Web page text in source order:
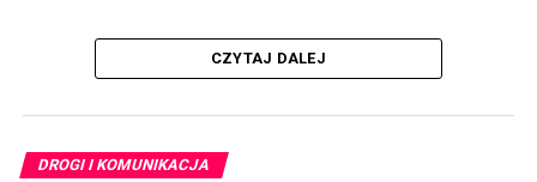
CZYTAJ DALEJ
DROGI I KOMUNIKACJA